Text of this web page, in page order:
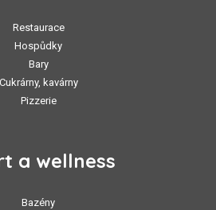
Restaurace
Hospůdky
Bary
Cukrárny, kavárny
Pizzerie
a wellness
Bazény